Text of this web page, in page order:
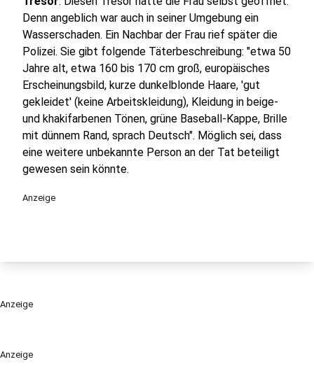
Anzeige
Denn angeblich war auch in seiner Umgebung ein
Wasserschaden. Ein Nachbar der Frau rief später die
Polizei. Sie gibt folgende Täterbeschreibung: "etwa 50
Jahre alt, etwa 160 bis 170 cm groß, europäisches
Erscheinungsbild, kurze dunkelblonde Haare, 'gut
gekleidet' (keine Arbeitskleidung), Kleidung in beige-
und khakifarbenen Tönen, grüne Baseball-Kappe, Brille
mit dünnem Rand, sprach Deutsch". Möglich sei, dass
eine weitere unbekannte Person an der Tat beteiligt
gewesen sein könnte.
Anzeige
Anzeige